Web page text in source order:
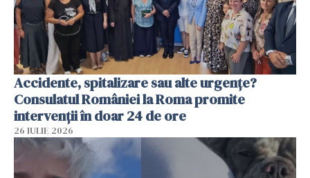
Accidente, spitalizare sau alte urgențe?
Consulatul României la Roma promite
intervenții în doar 24 de ore
26 IULIE 2026